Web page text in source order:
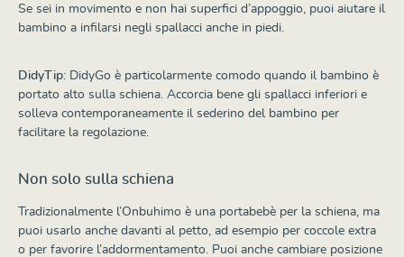
Se sei in movimento e non hai superfici d’appoggio, puoi aiutare il
bambino a infilarsi negli spallacci anche in piedi.
DidyTip: DidyGo è particolarmente comodo quando il bambino è
portato alto sulla schiena. Accorcia bene gli spallacci inferiori e
solleva contemporaneamente il sederino del bambino per
facilitare la regolazione.
Non solo sulla schiena
Tradizionalmente l’Onbuhimo è una portabebè per la schiena, ma
puoi usarlo anche davanti al petto, ad esempio per coccole extra
o per favorire l’addormentamento. Puoi anche cambiare posizione